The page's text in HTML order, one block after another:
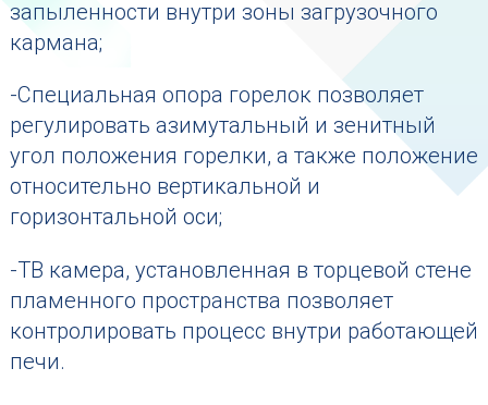
запыленности внутри зоны загрузочного
кармана;
-Специальная опора горелок позволяет
регулировать азимутальный и зенитный
угол положения горелки, а также положение
относительно вертикальной и
горизонтальной оси;
-ТВ камера, установленная в торцевой стене
пламенного пространства позволяет
контролировать процесс внутри работающей
печи.